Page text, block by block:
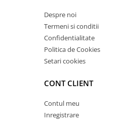
Despre noi
Termeni si conditii
Confidentialitate
Politica de Cookies
Setari cookies
CONT CLIENT
Contul meu
Inregistrare